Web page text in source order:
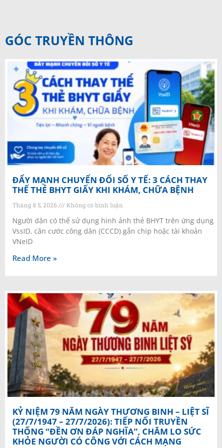
GÓC TRUYỀN THÔNG
ĐẨY MẠNH CHUYỂN ĐỔI SỐ Y TẾ: 3 CÁCH THAY
THẾ THẺ BHYT GIẤY KHI KHÁM, CHỮA BỆNH
Tháng 8 5, 2026 Không có bình luận
Người dân có thể sử dụng hình ảnh thẻ BHYT trên ứng dụng
VssID, căn cước công dân (CCCD) gắn chip hoặc tài khoản
VNeID
Read More »
KỶ NIỆM 79 NĂM NGÀY THƯƠNG BINH – LIỆT SĨ
(27/7/1947 – 27/7/2026): TIẾP NỐI TRUYỀN
THỐNG “ĐỀN ƠN ĐÁP NGHĨA”, CHĂM LO SỨC
KHỎE NGƯỜI CÓ CÔNG VỚI CÁCH MẠNG